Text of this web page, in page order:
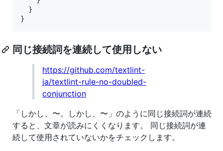
  }
}
同じ接続詞を連続して使用しない
https://github.com/textlint-
ja/textlint-rule-no-doubled-
conjunction
「しかし、〜。しかし、〜」のように同じ接続詞が連続
すると、文章が読みにくくなります。 同じ接続詞が連
続して使用されていないかをチェックします。